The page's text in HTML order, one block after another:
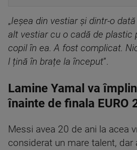
„Ieșea din vestiar și dintr-o
alt vestiar cu o cadă de plastic
copil în ea. A fost complicat.
l țină în brațe la început”.
Lamine Yamal va
înainte de finala EURO
Messi avea 20 de ani la acea
considerat un mare talent, dar